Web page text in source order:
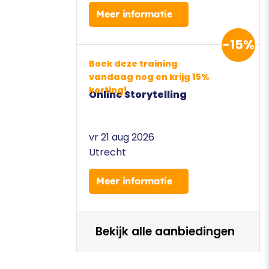
Meer informatie
Boek deze training
vandaag nog en krijg 15%
korting!
-15%
Online Storytelling
vr 21 aug 2026
Utrecht
Meer informatie
Bekijk alle aanbiedingen